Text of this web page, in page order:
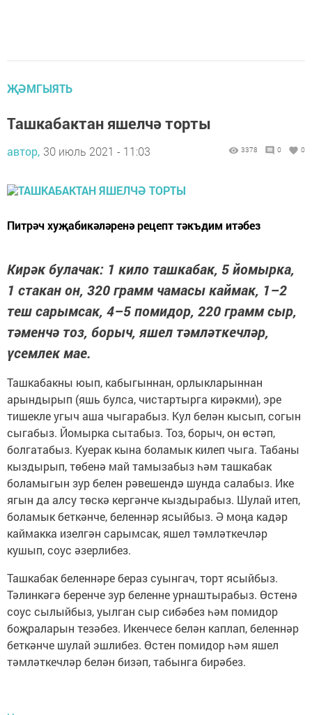
ҖӘМГЫЯТЬ
Ташкабактан яшелчә торты
автор, 30 июль 2021 - 11:03 3378 0 0
Питрәч хуҗабикәләренә рецепт тәкъдим итәбез
Кирәк булачак: 1 кило ташкабак, 5 йомырка,
1 стакан он, 320 грамм чамасы каймак, 1–2
теш сарымсак, 4–5 помидор, 220 грамм сыр,
тәменчә тоз, борыч, яшел тәмләткечләр,
үсемлек мае.
Ташкабакны юып, кабыгыннан, орлыкларыннан
арындырып (яшь булса, чистартырга кирәкми), эре
тишекле угыч аша чыгарабыз. Кул белән кысып, согын
сыгабыз. Йомырка сытабыз. Тоз, борыч, он өстәп,
болгатабыз. Куерак кына боламык килеп чыга. Табаны
кыздырып, төбенә май тамызабыз һәм ташкабак
боламыгын зур белен рәвешендә шунда салабыз. Ике
ягын да алсу төскә кергәнче кыздырабыз. Шулай итеп,
боламык беткәнче, беленнәр ясыйбыз. Ә моңа кадәр
каймакка изелгән сарымсак, яшел тәмләткечләр
кушып, соус әзерлибез.
Ташкабак беленнәре бераз суынгач, торт ясыйбыз.
Тәлинкәгә беренче зур беленне урнаштырабыз. Өстенә
соус сылыйбыз, уылган сыр сибәбез һәм помидор
боҗраларын тезәбез. Икенчесе белән каплап, беленнәр
беткәнче шулай эшлибез. Өстен помидор һәм яшел
тәмләткечләр белән бизәп, табынга бирәбез.